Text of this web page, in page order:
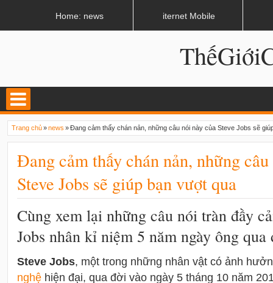
Trang chủ»news »Đang cảm thấy chán nản, những câu nói này của Steve Jobs sẽ
Đang cảm thấy chán nản, những
Steve Jobs sẽ giúp bạn vượt qua
Cùng xem lại những câu nói tràn đầy
Jobs nhân kỉ niệm 5 năm ngày ông qua
Steve Jobs, một trong những nhân vật có ảnh
nghệ hiện đại, qua đời vào ngày 5 tháng 10 năm
Home: news iternet Mobile